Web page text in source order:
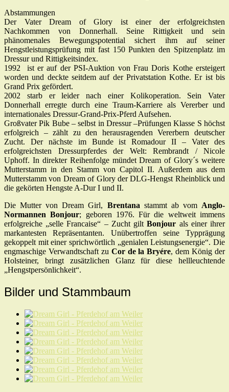
Abstammungen
Der Vater Dream of Glory ist einer der erfolgreichsten
Nachkommen von Donnerhall. Seine Rittigkeit und sein
phänomenales Bewegungspotential sichert ihm auf seiner
Hengstleistungsprüfung mit fast 150 Punkten den Spitzenplatz im
Dressur und Rittigkeitsindex.
1992 ist er auf der PSI-Auktion von Frau Doris Kothe ersteigert
worden und deckte seitdem auf der Privatstation Kothe. Er ist bis
Grand Prix gefördert.
2002 starb er leider nach einer Kolikoperation. Sein Vater
Donnerhall erregte durch eine Traum-Karriere als Vererber und
internationales Dressur-Grand-Prix-Pferd Aufsehen.
Großvater Pik Bube – selbst in Dressur –Prüfungen Klasse S höchst
erfolgreich – zählt zu den herausragenden Vererbern deutscher
Zucht. Der nächste im Bunde ist Romadour II – Vater des
erfolgreichsten Dressurpferdes der Welt: Rembrandt / Nicole
Uphoff. In direkter Reihenfolge mündet Dream of Glory´s weitere
Mutterstamm in den Stamm von Capitol II. Außerdem aus dem
Mutterstamm von Dream of Glory der DLG-Hengst Rheinblick und
die gekörten Hengste A-Dur I und II.
Die Mutter von Dream Girl, Brentana stammt ab vom Anglo-
Normannen Bonjour; geboren 1976. Für die weltweit immens
erfolgreiche „selle Francaise“ – Zucht giltBonjour als einer ihrer
markantesten Repräsentanten. Unübertroffen seine Typprägung
gekoppelt mit einer sprichwörtlich „genialen Leistungsenergie“. Die
engmaschige Verwandtschaft zu Cor de la Bryére, dem König der
Holsteiner, bringt zusätzlichen Glanz für diese hellleuchtende
„Hengstpersönlichkeit“.
Bilder und Stammbaum